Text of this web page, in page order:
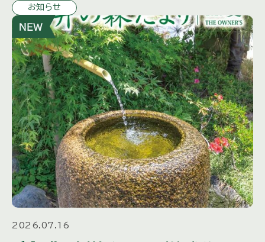
を使用するため振動 […]
お知らせ
2026.07.16